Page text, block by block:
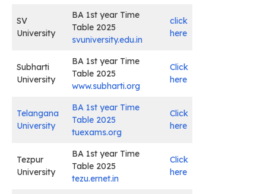
SV
University
BA 1st year Time
Table 2025
svuniversity.edu.in
click
here
Subharti
University
BA 1st year Time
Table 2025
www.subharti.org
Click
here
Telangana
University
BA 1st year Time
Table 2025
tuexams.org
Click
here
Tezpur
University
BA 1st year Time
Table 2025
tezu.ernet.in
Click
here